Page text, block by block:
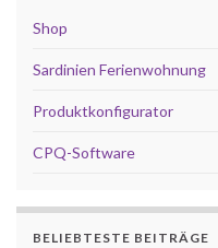
Shop
Sardinien Ferienwohnung
Produktkonfigurator
CPQ-Software
BELIEBTESTE BEITRÄGE